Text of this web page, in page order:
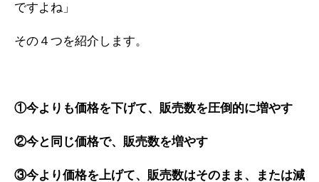
ですよね」
その４つを紹介します。
①今よりも価格を下げて、販売数を圧倒的に増やす
②今と同じ価格で、販売数を増やす
③今より価格を上げて、販売数はそのまま、または減